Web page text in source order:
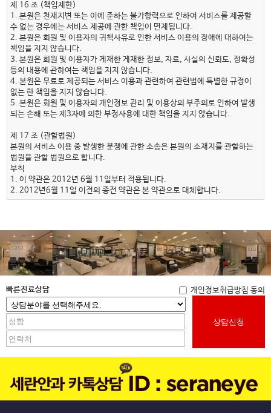
제 16 조 (책임제한)
1. 본원은 천재지변 또는 이에 준하는 불가항력으로 인하여 서비스를 제공할
수 없는 경우에는 서비스 제공에 관한 책임이 면제됩니다.
2. 본원은 회원 및 이용자의 귀책사유로 인한 서비스 이용의 장애에 대하여는
책임을 지지 않습니다.
3. 본원은 회원 및 이용자가 게재한 게재한 정보, 자료, 사실의 신뢰도, 정확성
등의 내용에 관하여는 책임을 지지 않습니다.
4. 본원은 무료로 제공되는 서비스 이용과 관련하여 관련법에 특별한 규정이
없는 한 책임을 지지 않습니다.
5. 본원은 회원 및 이용자의 개인정보 관리 및 이용상의 부주의로 인하여 발생
되는 손해 또는 제3자에 의한 부정사용에 대한 책임을 지지 않습니다.
제 17 조 (관할법원)
본원의 서비스 이용 중 발생한 분쟁에 관한 소송은 본원의 소재지를 관할하는
법원을 관할 법원으로 합니다.
부칙
1. 이 약관은 2012년 6월 11일부터 적용됩니다.
2. 2012년6월 11일 이전의 종전 약관은 본 약관으로 대체합니다.
빠른진료상담 개인정보취급방침 동의
상담신청